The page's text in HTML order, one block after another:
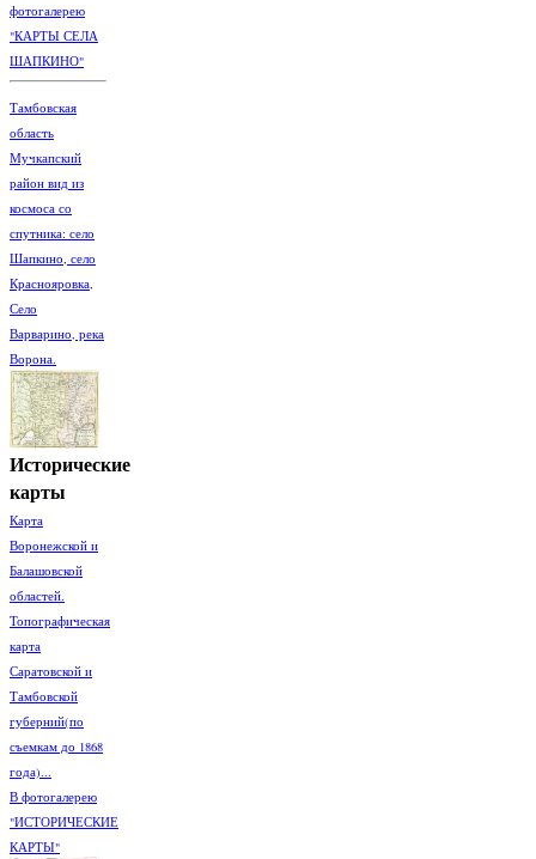
фотогалерею
"КАРТЫ СЕЛА
ШАПКИНО"
Тамбовская
область
Мучкапский
район вид из
космоса со
спутника: село
Шапкино, село
Краснояровка,
Село
Варварино, река
Ворона.
Исторические
карты
Карта
Воронежской и
Балашовской
областей.
Топографическая
карта
Саратовской и
Тамбовской
губерний(по
съемкам до 1868
года)...
В фотогалерею
"ИСТОРИЧЕСКИЕ
КАРТЫ"